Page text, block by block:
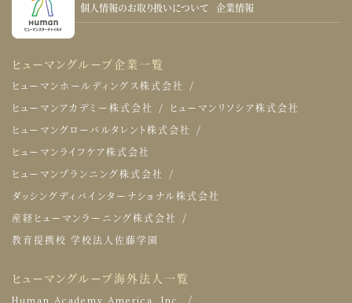
個人情報のお取り扱いについて
企業情報
ヒューマングループ企業一覧
ヒューマンホールディングス株式会社
ヒューマンアカデミー株式会社 ヒューマンリソシア株式会社
ヒューマングローバルタレント株式会社
ヒューマンライフケア株式会社
ヒューマンプランニング株式会社
ダッシングディバインターナショナル株式会社
産経ヒューマンラーニング株式会社
教育提携校 学校法人佐藤学園
ヒューマングループ海外法人一覧